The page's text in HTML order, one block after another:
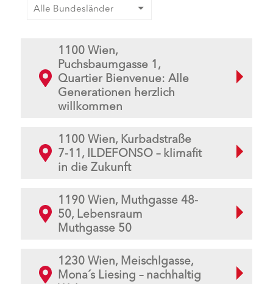
1100 Wien,
Puchsbaumgasse 1,
Quartier Bienvenue: Alle
Generationen herzlich
willkommen
1100 Wien, Kurbadstraße
7-11, ILDEFONSO – klimafit
in die Zukunft
1190 Wien, Muthgasse 48-
50, Lebensraum
Muthgasse 50
1230 Wien, Meischlgasse,
Mona´s Liesing – nachhaltig